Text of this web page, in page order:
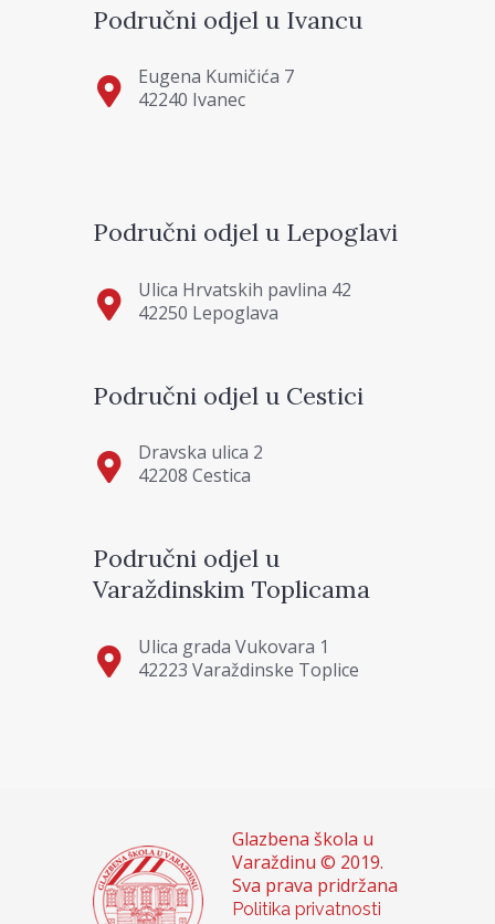
Područni odjel u Ivancu
Eugena Kumičića 7
42240 Ivanec
Područni odjel u Lepoglavi
Ulica Hrvatskih pavlina 42
42250 Lepoglava
Područni odjel u Cestici
Dravska ulica 2
42208 Cestica
Područni odjel u
Varaždinskim Toplicama
Ulica grada Vukovara 1
42223 Varaždinske Toplice
Glazbena škola u
Varaždinu © 2019.
Sva prava pridržana
Politika privatnosti